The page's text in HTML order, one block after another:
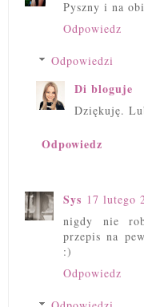
Pyszny i na
Odpowiedz
Odpowiedzi
Di bloguje
Dziękuję.
Odpowiedz
Sys 17 lutego
nigdy nie
przepis na
:)
Odpowiedz